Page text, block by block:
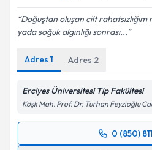
Doğuştan oluşan cilt
yada soğuk algınlığı sonrası...
Adres 1 Adres 2
Erciyes Üniversitesi Tip Fakültesi
Köşk Mah. Prof. Dr. Turhan Feyzioğlu
0 (850)
Randevu Takvimi Talebi